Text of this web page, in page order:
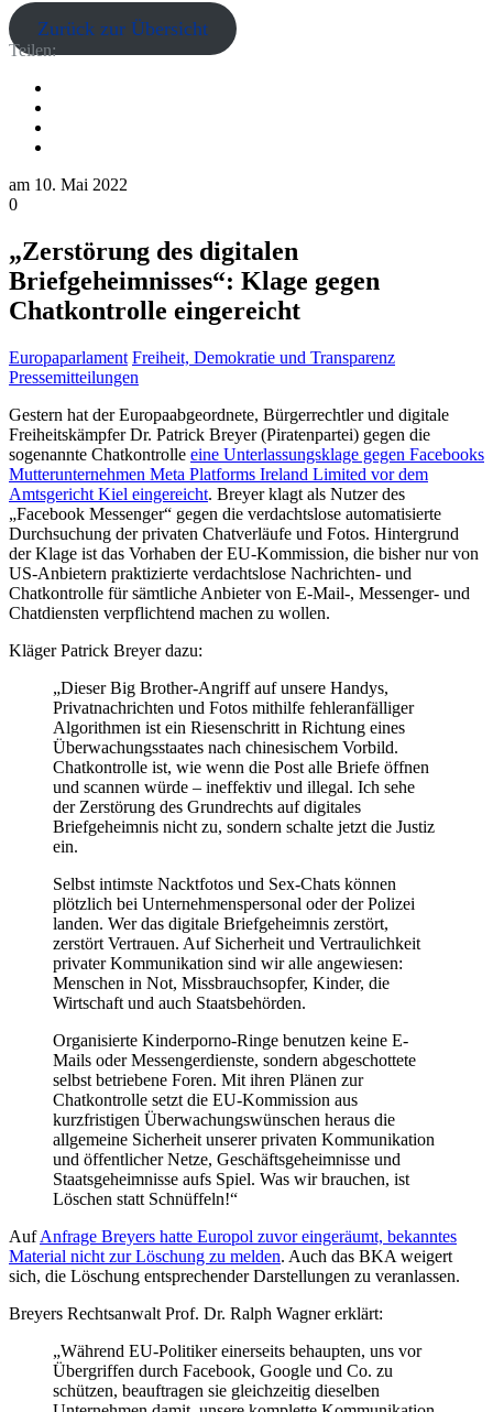
Zurück zur Übersicht
Teilen:
am 10. Mai 2022
0
„Zerstörung des digitalen
Briefgeheimnisses“: Klage gegen
Chatkontrolle eingereicht
Europaparlament Freiheit, Demokratie und Transparenz
Pressemitteilungen
Gestern hat der Europaabgeordnete, Bürgerrechtler und digitale
Freiheitskämpfer Dr. Patrick Breyer (Piratenpartei) gegen die
sogenannte Chatkontrolle eine Unterlassungsklage gegen Facebooks
Mutterunternehmen Meta Platforms Ireland Limited vor dem
Amtsgericht Kiel eingereicht. Breyer klagt als Nutzer des
„Facebook Messenger“ gegen die verdachtslose automatisierte
Durchsuchung der privaten Chatverläufe und Fotos. Hintergrund
der Klage ist das Vorhaben der EU-Kommission, die bisher nur von
US-Anbietern praktizierte verdachtslose Nachrichten- und
Chatkontrolle für sämtliche Anbieter von E-Mail-, Messenger- und
Chatdiensten verpflichtend machen zu wollen.
Kläger Patrick Breyer dazu:
„Dieser Big Brother-Angriff auf unsere Handys,
Privatnachrichten und Fotos mithilfe fehleranfälliger
Algorithmen ist ein Riesenschritt in Richtung eines
Überwachungsstaates nach chinesischem Vorbild.
Chatkontrolle ist, wie wenn die Post alle Briefe öffnen
und scannen würde – ineffektiv und illegal. Ich sehe
der Zerstörung des Grundrechts auf digitales
Briefgeheimnis nicht zu, sondern schalte jetzt die Justiz
ein.
Selbst intimste Nacktfotos und Sex-Chats können
plötzlich bei Unternehmenspersonal oder der Polizei
landen. Wer das digitale Briefgeheimnis zerstört,
zerstört Vertrauen. Auf Sicherheit und Vertraulichkeit
privater Kommunikation sind wir alle angewiesen:
Menschen in Not, Missbrauchsopfer, Kinder, die
Wirtschaft und auch Staatsbehörden.
Organisierte Kinderporno-Ringe benutzen keine E-
Mails oder Messengerdienste, sondern abgeschottete
selbst betriebene Foren. Mit ihren Plänen zur
Chatkontrolle setzt die EU-Kommission aus
kurzfristigen Überwachungswünschen heraus die
allgemeine Sicherheit unserer privaten Kommunikation
und öffentlicher Netze, Geschäftsgeheimnisse und
Staatsgeheimnisse aufs Spiel. Was wir brauchen, ist
Löschen statt Schnüffeln!“
AufAnfrage Breyers hatte Europol zuvor eingeräumt, bekanntes
Material nicht zur Löschung zu melden. Auch das BKA weigert
sich, die Löschung entsprechender Darstellungen zu veranlassen.
Breyers Rechtsanwalt Prof. Dr. Ralph Wagner erklärt:
„Während EU-Politiker einerseits behaupten, uns vor
Übergriffen durch Facebook, Google und Co. zu
schützen, beauftragen sie gleichzeitig dieselben